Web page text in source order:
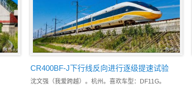
CR400BF-J下行线反向进行逐级提速试验
沈文强（我爱跨越）。杭州。喜欢车型：DF11G。